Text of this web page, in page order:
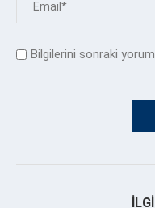
Bilgilerini sonraki